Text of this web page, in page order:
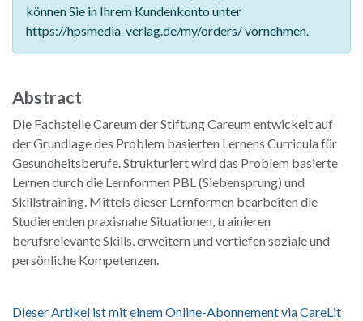
können Sie in Ihrem Kundenkonto unter
https://hpsmedia-verlag.de/my/orders/ vornehmen.
Abstract
Die Fachstelle Careum der Stiftung Careum entwickelt auf
der Grundlage des Problem basierten Lernens Curricula für
Gesundheitsberufe. Strukturiert wird das Problem basierte
Lernen durch die Lernformen PBL (Siebensprung) und
Skillstraining. Mittels dieser Lernformen bearbeiten die
Studierenden praxisnahe Situationen, trainieren
berufsrelevante Skills, erweitern und vertiefen soziale und
persönliche Kompetenzen.
Dieser Artikel ist mit einem Online-Abonnement via CareLit